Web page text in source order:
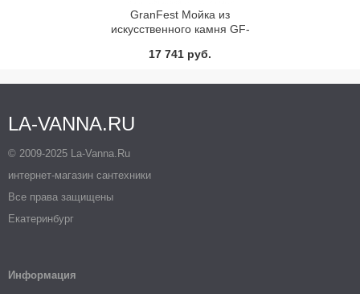
GranFest Мойка из
искусственного камня GF-
17 741 руб.
LA-VANNA.RU
© 2009-2025 La-Vanna.Ru
интернет-магазин сантехники
Все права защищены
Екатеринбург
Информация